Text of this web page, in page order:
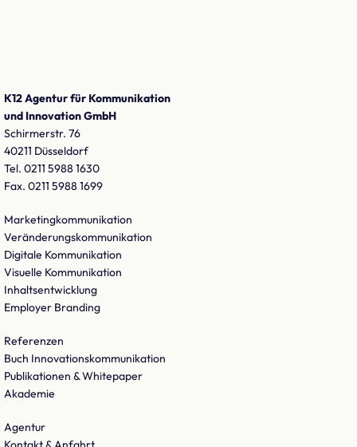
K12 Agentur für Kommunikation
und Innovation GmbH
Schirmerstr. 76
40211 Düsseldorf
Tel. 0211 5988 1630
Fax. 0211 5988 1699
Marketingkommunikation
Veränderungskommunikation
Digitale Kommunikation
Visuelle Kommunikation
Inhaltsentwicklung
Employer Branding
Referenzen
Buch Innovationskommunikation
Publikationen & Whitepaper
Akademie
Agentur